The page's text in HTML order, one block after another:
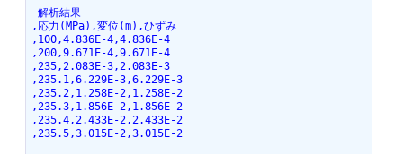
-解析結果
,応力(MPa),変位(m),ひずみ
,100,4.836E-4,4.836E-4
,200,9.671E-4,9.671E-4
,235,2.083E-3,2.083E-3
,235.1,6.229E-3,6.229E-3
,235.2,1.258E-2,1.258E-2
,235.3,1.856E-2,1.856E-2
,235.4,2.433E-2,2.433E-2
,235.5,3.015E-2,3.015E-2